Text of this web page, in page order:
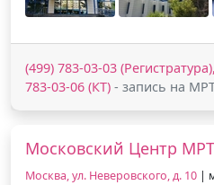
(499) 783-03-03
783-03-06 (КТ) - запись на
Московский Центр МРТ
Москва, ул. Неверовского, д. 10 |